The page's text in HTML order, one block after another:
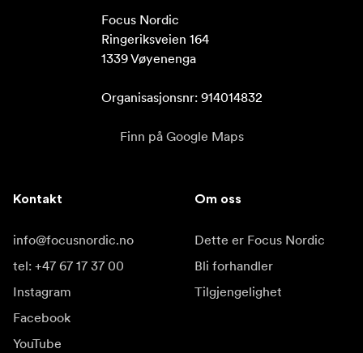
Focus Nordic
Ringeriksveien 164
1339 Vøyenenga
Organisasjonsnr: 914014832
Finn på Google Maps
Kontakt
info@focusnordic.no
tel: +47 67 17 37 00
Instagram
Facebook
YouTube
Om oss
Dette er Focus Nordic
Bli forhandler
Tilgjengelighet